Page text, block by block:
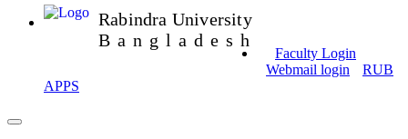
Rabindra University
Bangladesh
Faculty Login
Webmail login
RUB
APPS